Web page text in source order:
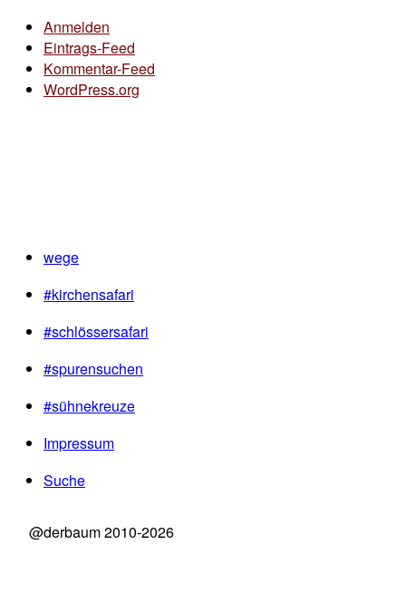
Anmelden
Eintrags-Feed
Kommentar-Feed
WordPress.org
wege
#kirchensafari
#schlössersafari
#spurensuchen
#sühnekreuze
Impressum
Suche
@derbaum 2010-2026